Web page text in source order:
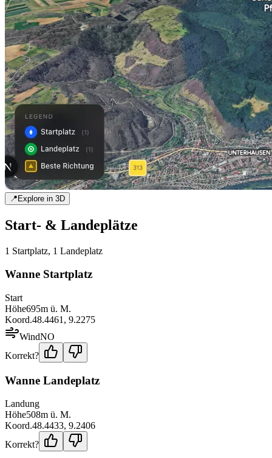
📍Explore in 3D
Start- & Landeplätze
1 Startplatz, 1 Landeplatz
Wanne Startplatz
Start
Höhe695m ü. M.
Koord.48.4461 , 9.2275
WindNO
Korrekt?
Wanne Landeplatz
Landung
Höhe508m ü. M.
Koord.48.4433, 9.2406
Korrekt?